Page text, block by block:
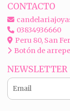
CONTACTO
03834936660
Peru 80, San
Botón de
NEWSLETTER